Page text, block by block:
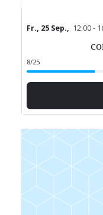
Fr., 25 Sep., 12:00 -
8/25